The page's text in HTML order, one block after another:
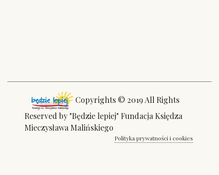
Copyrights © 2019 All Rights
Reserved by "Będzie lepiej" Fundacja Księdza
Mieczysława Malińskiego
Polityka prywatności i cookies